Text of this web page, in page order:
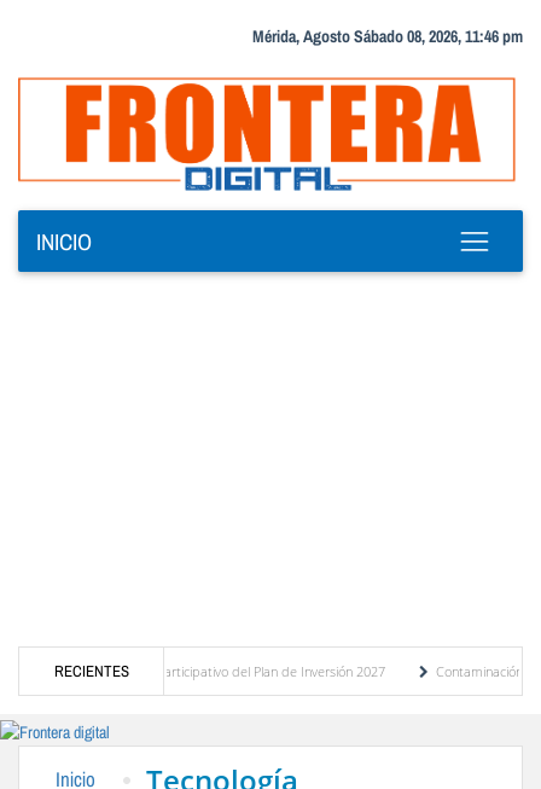
Mérida, Agosto Sábado 08, 2026, 11:46 pm
INICIO
RECIENTES
presupuesto participativo del Plan de Inversión 2027
Contaminación y
Inicio Tecnología